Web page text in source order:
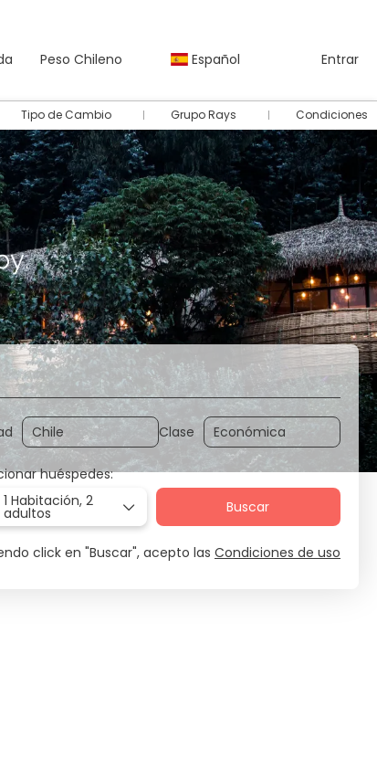
Peso Chileno Español Entrar
Tipo de Cambio Grupo Rays Condiciones
Paquetes Multidestino
Clase
huéspedes:
1 Habitación,2
adultos Buscar
click en "Buscar", acepto las Condiciones de uso